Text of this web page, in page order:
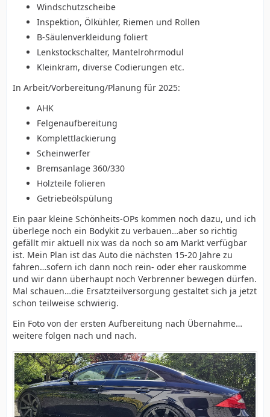
Windschutzscheibe
Inspektion, Ölkühler, Riemen und Rollen
B-Säulenverkleidung foliert
Lenkstockschalter, Mantelrohrmodul
Kleinkram, diverse Codierungen etc.
In Arbeit/Vorbereitung/Planung für 2025:
AHK
Felgenaufbereitung
Komplettlackierung
Scheinwerfer
Bremsanlage 360/330
Holzteile folieren
Getriebeölspülung
Ein paar kleine Schönheits-OPs kommen noch dazu, und ich
überlege noch ein Bodykit zu verbauen…aber so richtig
gefällt mir aktuell nix was da noch so am Markt verfügbar
ist. Mein Plan ist das Auto die nächsten 15-20 Jahre zu
fahren…sofern ich dann noch rein- oder eher rauskomme
und wir dann überhaupt noch Verbrenner bewegen dürfen.
Mal schauen…die Ersatzteilversorgung gestaltet sich ja jetzt
schon teilweise schwierig.
Ein Foto von der ersten Aufbereitung nach Übernahme…
weitere folgen nach und nach.